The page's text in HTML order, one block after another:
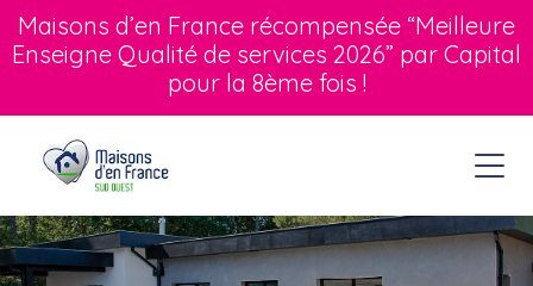
Maisons d’en France récompensée “Meilleure
Enseigne Qualité de services 2026” par Capital
pour la 8ème fois !